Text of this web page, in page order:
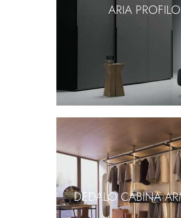
ARIA PROFILO
DEDALO CABINA